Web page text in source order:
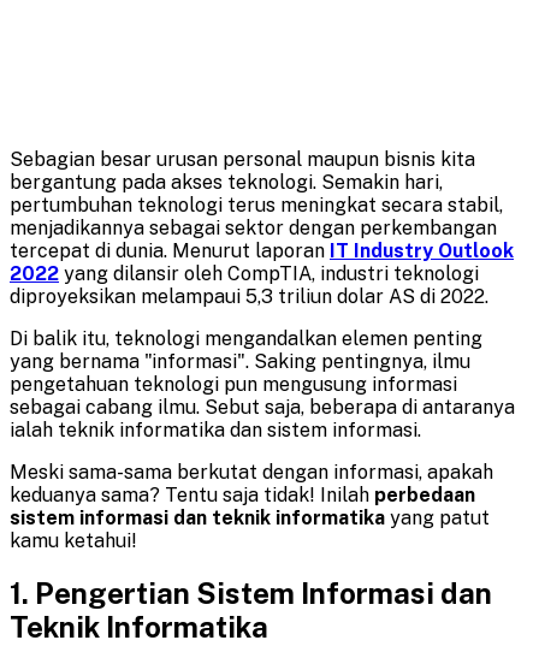
Sebagian besar urusan personal maupun bisnis kita
bergantung pada akses teknologi. Semakin hari,
pertumbuhan teknologi terus meningkat secara stabil,
menjadikannya sebagai sektor dengan perkembangan
tercepat di dunia. Menurut laporan IT Industry Outlook
2022 yang dilansir oleh CompTIA, industri teknologi
diproyeksikan melampaui 5,3 triliun dolar AS di 2022.
Di balik itu, teknologi mengandalkan elemen penting
yang bernama "informasi". Saking pentingnya, ilmu
pengetahuan teknologi pun mengusung informasi
sebagai cabang ilmu. Sebut saja, beberapa di antaranya
ialah teknik informatika dan sistem informasi.
Meski sama-sama berkutat dengan informasi, apakah
keduanya sama? Tentu saja tidak! Inilah perbedaan
sistem informasi dan teknik informatika yang patut
kamu ketahui!
1. Pengertian Sistem Informasi dan
Teknik Informatika